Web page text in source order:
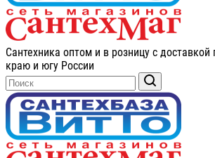
Сантехника оптом и в розницу с
краю и югу России